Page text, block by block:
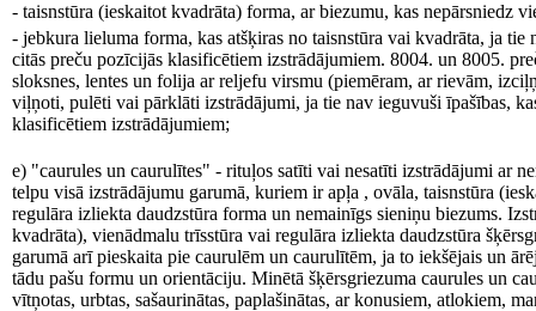
- taisnstūra (ieskaitot kvadrāta) forma, ar biezumu, kas nepārsniedz
- jebkura lieluma forma, kas atšķiras no taisnstūra vai kvadrāta, ja tie
citās preču pozīcijās klasificētiem izstrādājumiem. 8004. un 8005.
sloksnes, lentes un folija ar reljefu virsmu (piemēram, ar rievām,
viļņoti, pulēti vai pārklāti izstrādājumi, ja tie nav ieguvuši īpašības,
klasificētiem izstrādājumiem;
e) "caurules un caurulītes" - rituļos satīti vai nesatīti izstrādājumi ar
telpu visā izstrādājumu garumā, kuriem ir apļa , ovāla, taisnstūra
regulāra izliekta daudzstūra forma un nemainīgs sieniņu biezums.
kvadrāta), vienādmalu trīsstūra vai regulāra izliekta daudzstūra
garumā arī pieskaita pie caurulēm un caurulītēm, ja to iekšējais un
tādu pašu formu un orientāciju. Minētā šķērsgriezuma caurules un
vītņotas, urbtas, sašaurinātas, paplašinātas, ar konusiem, atlokiem,